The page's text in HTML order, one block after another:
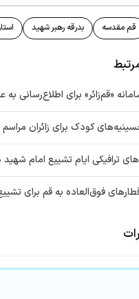
قم مقدسه بدرقه رهبر شهید
«قم‌زائر» برای اطلاع‌رسانی به
کودک برای زائران
ترافیکی ایام تشییع امام شهید
فوق‌العاده به قم برای